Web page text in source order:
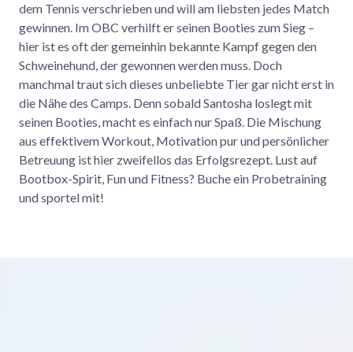
dem Tennis verschrieben und will am liebsten jedes Match
gewinnen. Im OBC verhilft er seinen Booties zum Sieg –
hier ist es oft der gemeinhin bekannte Kampf gegen den
Schweinehund, der gewonnen werden muss. Doch
manchmal traut sich dieses unbeliebte Tier gar nicht erst in
die Nähe des Camps. Denn sobald Santosha loslegt mit
seinen Booties, macht es einfach nur Spaß. Die Mischung
aus effektivem Workout, Motivation pur und persönlicher
Betreuung ist hier zweifellos das Erfolgsrezept. Lust auf
Bootbox-Spirit, Fun und Fitness? Buche ein Probetraining
und sportel mit!